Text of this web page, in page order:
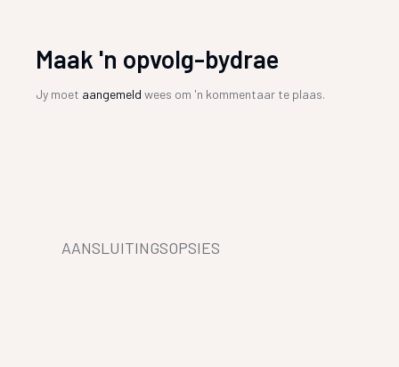
Maak 'n opvolg-bydrae
Jy moet aangemeld wees om 'n kommentaar te plaas.
AANSLUITINGSOPSIES